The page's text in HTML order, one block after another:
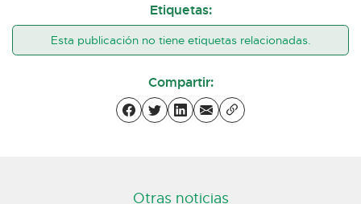
Etiquetas:
Esta publicación no tiene etiquetas relacionadas.
Compartir:
Otras noticias